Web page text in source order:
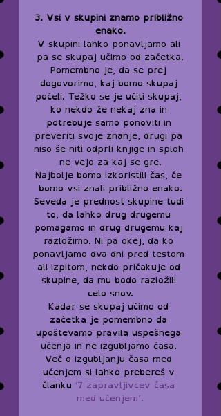
3. Vsi v skupini znamo približno
enako.
V skupini lahko ponavljamo ali
pa se skupaj učimo od začetka.
Pomembno je, da se prej
dogovorimo, kaj bomo skupaj
počeli. Težko se je učiti skupaj,
ko nekdo že nekaj zna in
potrebuje samo ponoviti in
preveriti svoje znanje, drugi pa
niso še niti odprli knjige in sploh
ne vejo za kaj se gre.
Najbolje bomo izkoristili čas, če
bomo vsi znali približno enako.
Seveda je prednost skupine tudi
to, da lahko drug drugemu
pomagamo in drug drugemu kaj
razložimo. Ni pa okej, da ko
ponavljamo dva dni pred testom
ali izpitom, nekdo pričakuje od
skupine, da mu bodo razložili
celo snov.
Kadar se skupaj učimo od
začetka je pomembno da
upoštevamo pravila uspešnega
učenja in ne izgubljamo časa.
Več o izgubljanju časa med
učenjem si lahko prebereš v
članku ‘7 zapravljivcev časa
med učenjem’.